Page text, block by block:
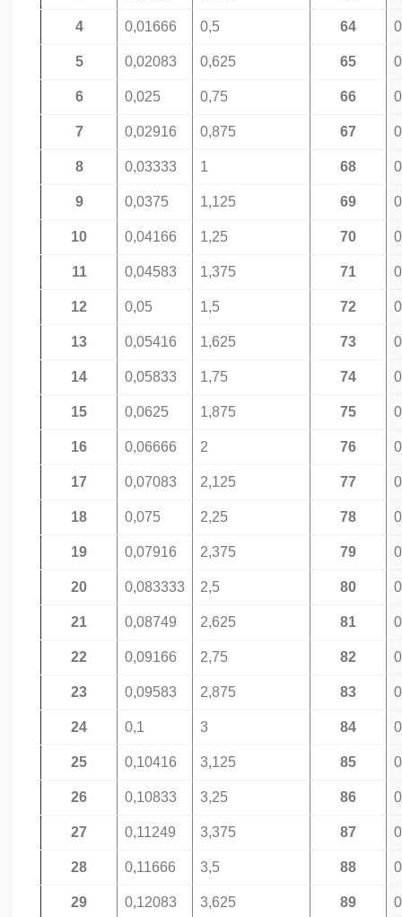
4 0,01666 0,5 64
5 0,02083 0,625 65
6 0,025 0,75 66
7 0,02916 0,875 67
8 0,03333 1 68
9 0,0375 1,125 69
10 0,04166 1,25 70
11 0,04583 1,375 71
12 0,05 1,5 72
13 0,05416 1,625 73
14 0,05833 1,75 74
15 0,0625 1,875 75
16 0,06666 2 76
17 0,07083 2,125 77
18 0,075 2,25 78
19 0,07916 2,375 79
20 0,083333 2,5 80
21 0,08749 2,625 81
22 0,09166 2,75 82
23 0,09583 2,875 83
24 0,1 3 84
25 0,10416 3,125 85
26 0,10833 3,25 86
27 0,11249 3,375 87
28 0,11666 3,5 88
29 0,12083 3,625 89